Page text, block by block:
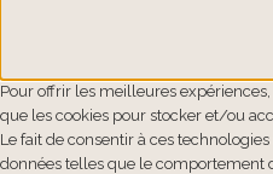
Pour offrir les meilleures
que les cookies pour stocker et/ou
Le fait de consentir à ces
données telles que le comportement